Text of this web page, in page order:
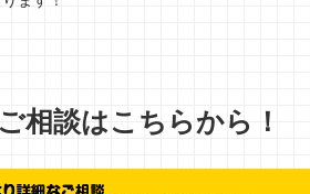
相談はこちらから！